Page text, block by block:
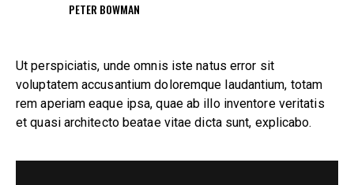
PETER BOWMAN
Ut perspiciatis, unde omnis iste natus error sit
voluptatem accusantium doloremque laudantium, totam
rem aperiam eaque ipsa, quae ab illo inventore veritatis
et quasi architecto beatae vitae dicta sunt, explicabo.